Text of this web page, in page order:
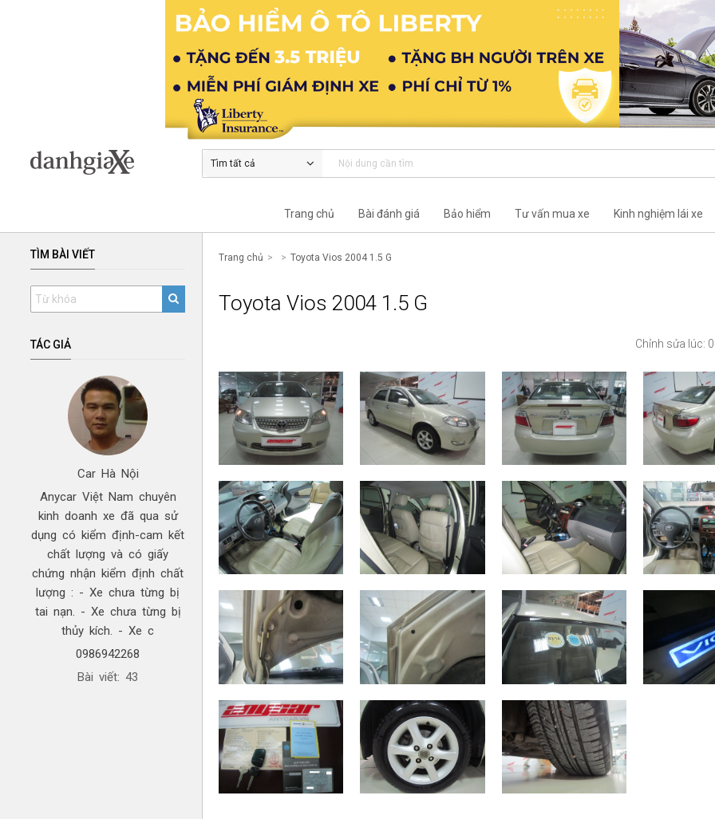
Tìm tất cả
Trang chủ Bài đánh giá Bảo hiểm Tư vấn mua xe Kinh nghiệm lái xe
TÌM BÀI VIẾT
TÁC GIẢ
Car Hà Nội
Anycar Việt Nam chuyên
kinh doanh xe đã qua sử
dụng có kiểm định-cam kết
chất lượng và có giấy
chứng nhận kiểm định chất
lượng : - Xe chưa từng bị
tai nạn. - Xe chưa từng bị
thủy kích. - Xe c
0986942268
Bài viết: 43
Trang chủ Toyota Vios 2004 1.5 G
Toyota Vios 2004 1.5 G
Chỉnh sửa lúc: